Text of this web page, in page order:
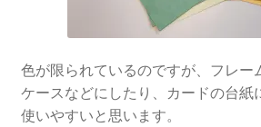
色が限られているのですが、フレー
ケースなどにしたり、カードの台紙
使いやすいと思います。